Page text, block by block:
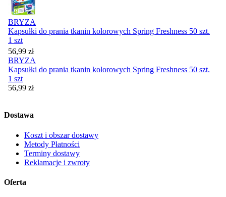
BRYZA
Kapsułki do prania tkanin kolorowych Spring Freshness 50 szt.
1 szt
Cena
56,99 zł
BRYZA
Kapsułki do prania tkanin kolorowych Spring Freshness 50 szt.
1 szt
Cena
56,99 zł
Dostawa
Koszt i obszar dostawy
Metody Płatności
Terminy dostawy
Reklamacje i zwroty
Oferta